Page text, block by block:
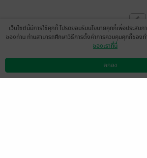
ดาวน์โหลดแอป
เว็บไซต์นี้มีการใช้คุกกี้ โปรดยอมรับนโยบายคุกกี้เพื่อประสบ
ของท่าน ท่านสามารถศึกษาวิธีการตั้งค่าการควบคุมคุกกี้ของ
ของเราที่นี่
ตกลง